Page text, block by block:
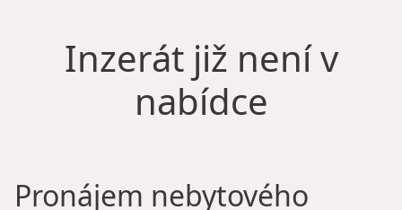
Inzerát již není v
nabídce
Pronájem nebytového